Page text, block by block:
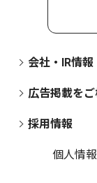
会社・IR情報
広告掲載を
採用情報
個人情